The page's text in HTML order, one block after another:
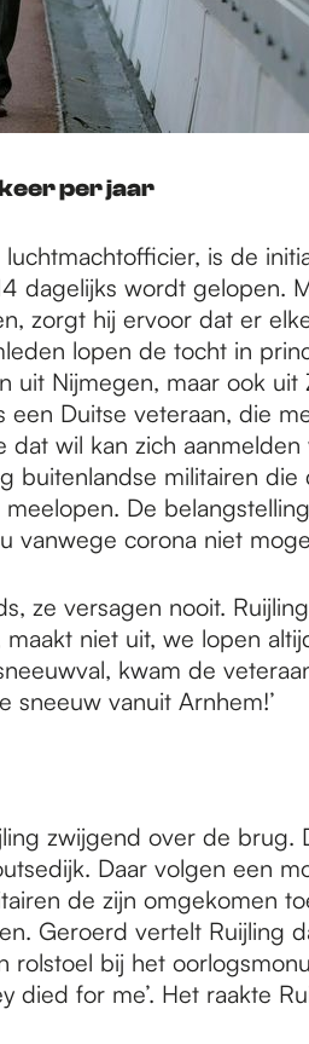
per jaar
is de
dagelijks wordt gelopen.
zorgt hij ervoor dat er
lopen de tocht in
uit Nijmegen, maar ook uit
een Duitse veteraan, die
dat wil kan zich
buitenlandse militairen die
De
vanwege corona niet
ze versagen nooit.
niet uit, we lopen
kwam de
sneeuw vanuit Arnhem!’
zwijgend over de brug.
Daar volgen een
de zijn omgekomen
Geroerd vertelt Ruijling
rolstoel bij het
died for me’. Het raakte